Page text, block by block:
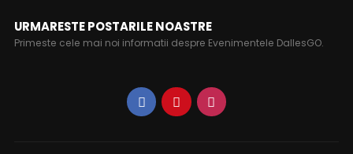
URMARESTE POSTARILE NOASTRE
Primeste cele mai noi informatii despre Evenimentele DallesGO.